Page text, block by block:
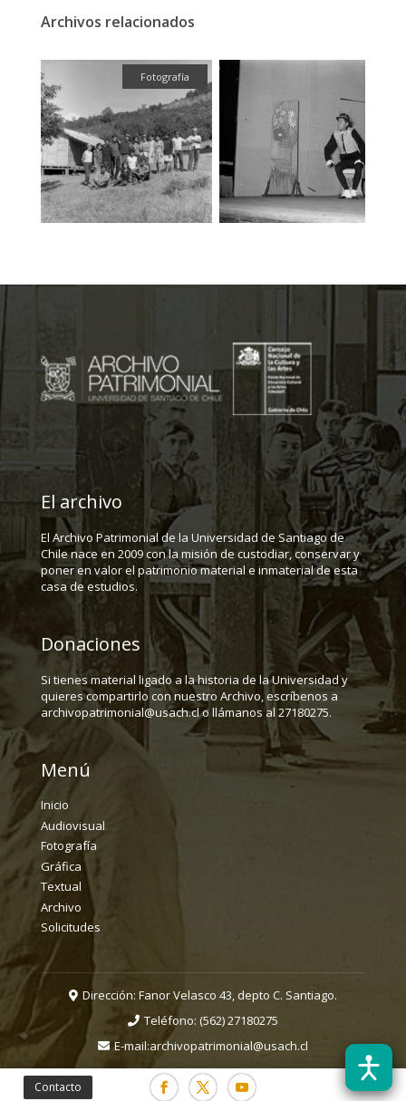
Contacto
Archivos relacionados
Fotografía
El archivo
El Archivo Patrimonial de la Universidad de Santiago de
Chile nace en 2009 con la misión de custodiar, conservar y
poner en valor el patrimonio material e inmaterial de esta
casa de estudios.
Donaciones
Si tienes material ligado a la historia de la Universidad y
quieres compartirlo con nuestro Archivo, escríbenos a
archivopatrimonial@usach.cl o llámanos al 27180275.
Menú
Inicio
Audiovisual
Fotografía
Gráfica
Textual
Archivo
Solicitudes
Dirección: Fanor Velasco 43, depto C. Santiago.
Teléfono: (562) 27180275
E-mail:archivopatrimonial@usach.cl